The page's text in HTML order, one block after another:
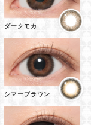
ダークモカ
シマーブラウン